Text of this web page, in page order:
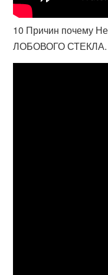
10 Причин почему
ЛОБОВОГО СТЕКЛА.